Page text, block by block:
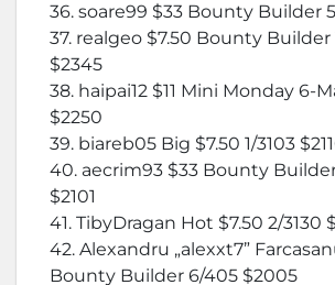
36. soare99 $33 Bounty Builder
37. realgeo $7.50 Bounty Builder
$2345
38. haipai12 $11 Mini Monday 6-
$2250
39. biareb05 Big $7.50 1/3103
40. aecrim93 $33 Bounty
$2101
41. TibyDragan Hot $7.50 2/3130
42. Alexandru „alexxt7”
Bounty Builder 6/405 $2005